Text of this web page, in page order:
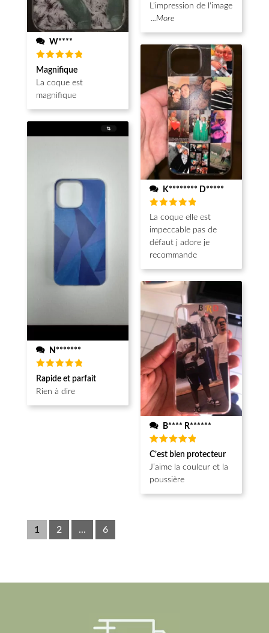
W****
Note5
sur 5
Magnifique
La coque est
magnifique
N*******
Note5
sur 5
Rapide et parfait
Rien à dire
L'impression de l'image
...More
K******** D*****
Note5
sur 5
La coque elle est
impeccable pas de
défaut j adore je
recommande
B**** R******
Note5
sur 5
C’est bien protecteur
J’aime la couleur et la
poussière
1 2 ... 6